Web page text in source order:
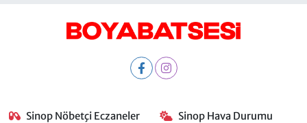
Sinop Nöbetçi Eczaneler Sinop Hava Durumu